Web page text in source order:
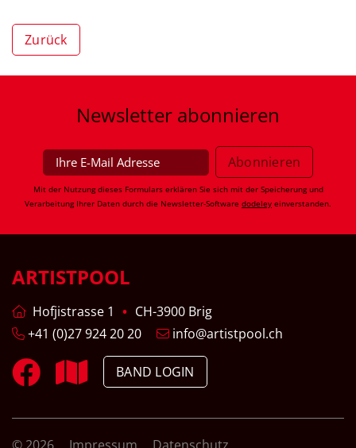
Zurück
Newsletter abonnieren
Mit der Nutzung dieses Formulars erklären Sie sich mit der Speicherung und
Verarbeitung Ihrer Daten durch die Newsletter-Software dodeley einverstanden.
ARTISTPOOL
Hofjistrasse 1
CH-3900 Brig
+41 (0)27 924 20 20
info@artistpool.ch
BAND LOGIN